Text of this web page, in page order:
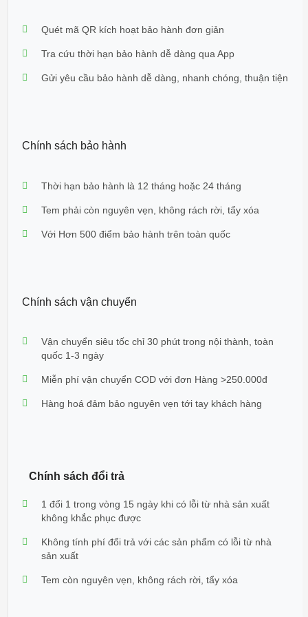
Quét mã QR kích hoạt bảo hành đơn giản
Tra cứu thời hạn bảo hành dễ dàng qua App
Gửi yêu cầu bảo hành dễ dàng, nhanh chóng, thuận tiện
Chính sách bảo hành
Thời hạn bảo hành là 12 tháng hoặc 24 tháng
Tem phải còn nguyên vẹn, không rách rời, tẩy xóa
Với Hơn 500 điểm bảo hành trên toàn quốc
Chính sách vận chuyển
Vận chuyển siêu tốc chỉ 30 phút trong nội thành, toàn
quốc 1-3 ngày
Miễn phí vận chuyển COD với đơn Hàng >250.000đ
Hàng hoá đảm bảo nguyên vẹn tới tay khách hàng
Chính sách đổi trả
1 đổi 1 trong vòng 15 ngày khi có lỗi từ nhà sản xuất
không khắc phục được
Không tính phí đổi trả với các sản phẩm có lỗi từ nhà
sản xuất
Tem còn nguyên vẹn, không rách rời, tẩy xóa